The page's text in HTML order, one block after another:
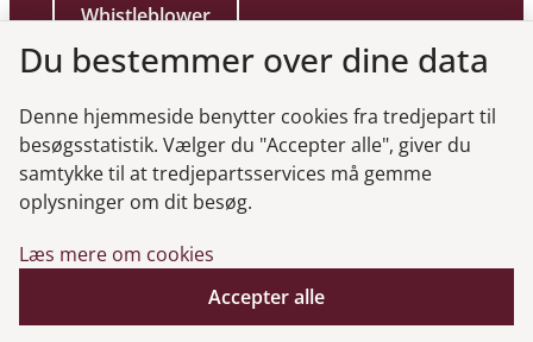
Whistleblower
Genveje
Gå til virksomhedsregisteret
Gå til selskabsmeddelelser
Du bestemmer over dine data
Denne hjemmeside benytter cookies fra tredjepart til
besøgsstatistik. Vælger du "Accepter alle", giver du
samtykke til at tredjepartsservices må gemme
oplysninger om dit besøg.
Læs mere om cookies
Accepter alle